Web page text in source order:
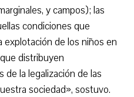
y campos); las
condiciones que
explotación de los niños en
distribuyen
la legalización de las
sociedad», sostuvo.